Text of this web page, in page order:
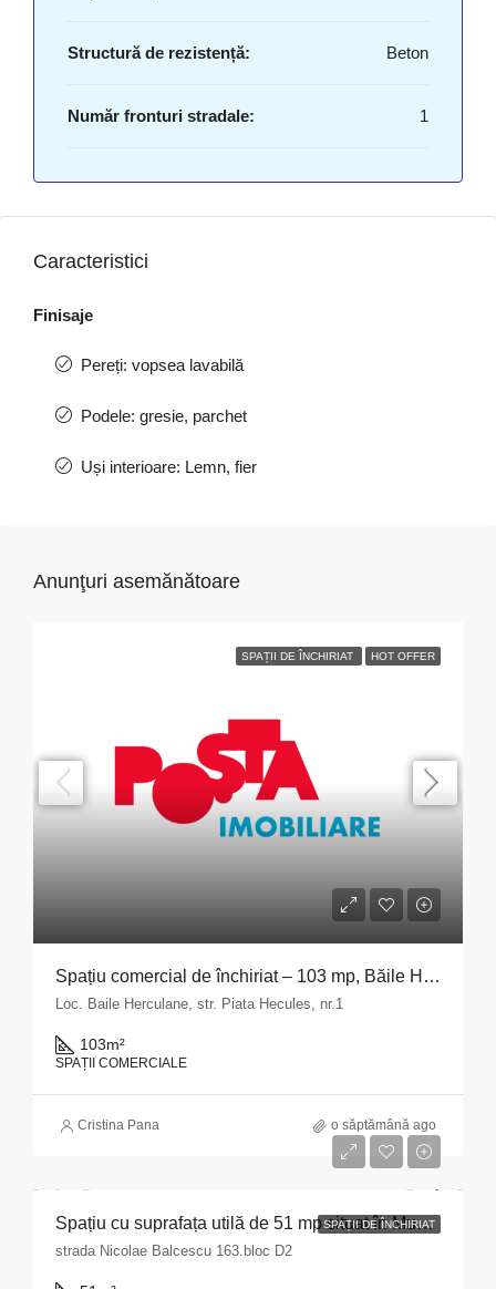
Structură de rezistență: Beton
Număr fronturi stradale: 1
Caracteristici
Finisaje
Pereți: vopsea lavabilă
Podele: gresie, parchet
Uși interioare: Lemn, fier
Anunţuri asemănătoare
SPAȚII DE ÎNCHIRIAT HOT OFFER
Spațiu comercial de închiriat – 103 mp, Băile Herculane
Loc. Baile Herculane, str. Piata Hecules, nr.1
103m²
SPAȚII COMERCIALE
Cristina Pana o săptămână ago
SPAȚII DE ÎNCHIRIAT
Spațiu cu suprafața utilă de 51 mp situat în Municipiul Pitești, str. Nicolae Bălcescu nr. 163, bloc D2, județul Argeș
strada Nicolae Balcescu 163.bloc D2